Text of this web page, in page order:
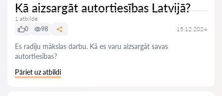
Kā aizsargāt autortiesības Latvijā?
1 atbilde
0
98 15.12.2024
Es radīju mākslas darbu. Kā es varu aizsargāt savas
autortiesības?
Pāriet uz atbildi